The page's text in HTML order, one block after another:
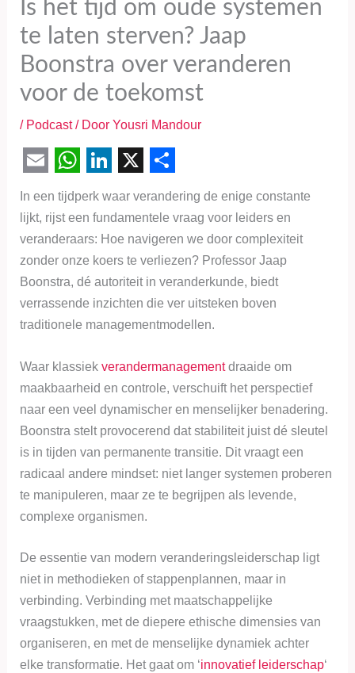
Is het tijd om oude systemen
te laten sterven? Jaap
Boonstra over veranderen
voor de toekomst
/ Podcast/ Door Yousri Mandour
m
a
i
l
W
h
a
t
s
A
p
p
L
i
n
k
e
d
I
n
h
a
r
e
In een tijdperk waar verandering de enige constante
lijkt, rijst een fundamentele vraag voor leiders en
veranderaars: Hoe navigeren we door complexiteit
zonder onze koers te verliezen? Professor Jaap
Boonstra, dé autoriteit in veranderkunde, biedt
verrassende inzichten die ver uitsteken boven
traditionele managementmodellen.
Waar klassiek verandermanagementdraaide om
maakbaarheid en controle, verschuift het perspectief
naar een veel dynamischer en menselijker benadering.
Boonstra stelt provocerend dat stabiliteit juist dé sleutel
is in tijden van permanente transitie. Dit vraagt een
radicaal andere mindset: niet langer systemen proberen
te manipuleren, maar ze te begrijpen als levende,
complexe organismen.
De essentie van modern veranderingsleiderschap ligt
niet in methodieken of stappenplannen, maar in
verbinding. Verbinding met maatschappelijke
vraagstukken, met de diepere ethische dimensies van
organiseren, en met de menselijke dynamiek achter
elke transformatie. Het gaat om ‘innovatief leiderschap‘